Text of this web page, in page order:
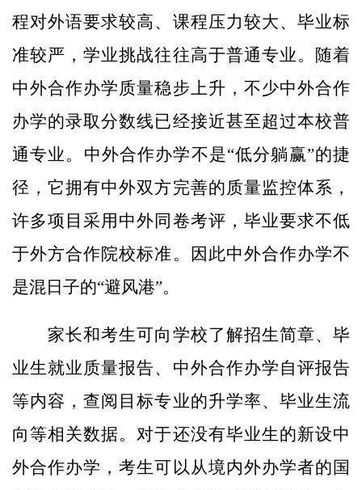
程对外语要求较高、课程压力较大、毕业标
准较严，学业挑战往往高于普通专业。随着
中外合作办学质量稳步上升，不少中外合作
办学的录取分数线已经接近甚至超过本校普
通专业。中外合作办学不是“低分躺赢”的捷
径，它拥有中外双方完善的质量监控体系，
许多项目采用中外同卷考评，毕业要求不低
于外方合作院校标准。因此中外合作办学不
是混日子的“避风港”。
家长和考生可向学校了解招生简章、毕
业生就业质量报告、中外合作办学自评报告
等内容，查阅目标专业的升学率、毕业生流
向等相关数据。对于还没有毕业生的新设中
外合作办学，考生可以从境内外办学者的国